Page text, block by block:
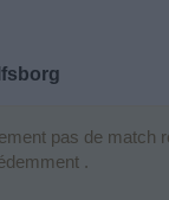
pas de match
.